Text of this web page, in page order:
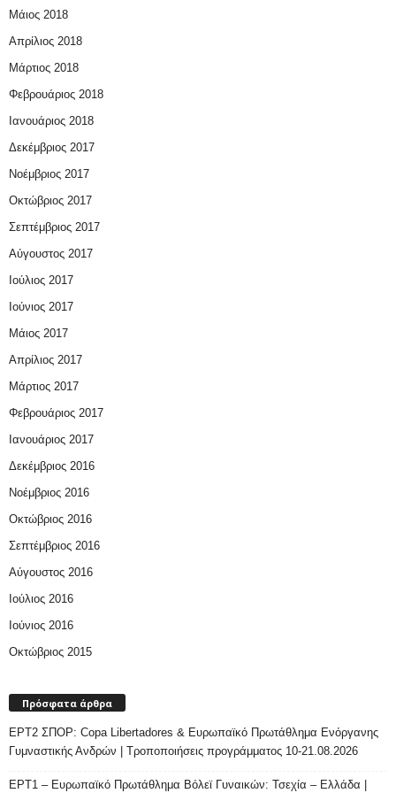
Μάιος 2018
Απρίλιος 2018
Μάρτιος 2018
Φεβρουάριος 2018
Ιανουάριος 2018
Δεκέμβριος 2017
Νοέμβριος 2017
Οκτώβριος 2017
Σεπτέμβριος 2017
Αύγουστος 2017
Ιούλιος 2017
Ιούνιος 2017
Μάιος 2017
Απρίλιος 2017
Μάρτιος 2017
Φεβρουάριος 2017
Ιανουάριος 2017
Δεκέμβριος 2016
Νοέμβριος 2016
Οκτώβριος 2016
Σεπτέμβριος 2016
Αύγουστος 2016
Ιούλιος 2016
Ιούνιος 2016
Οκτώβριος 2015
Πρόσφατα άρθρα
ΕΡΤ2 ΣΠΟΡ: Copa Libertadores & Ευρωπαϊκό Πρωτάθλημα Ενόργανης
Γυμναστικής Ανδρών | Τροποποιήσεις προγράμματος 10-21.08.2026
ΕΡΤ1 – Ευρωπαϊκό Πρωτάθλημα Βόλεϊ Γυναικών: Τσεχία – Ελλάδα |